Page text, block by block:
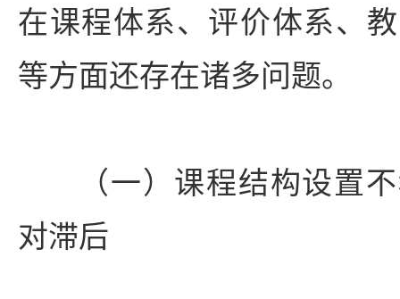
在课程体系、评价体系、
等方面还存在诸多问题。
（一）课程结构设置
对滞后